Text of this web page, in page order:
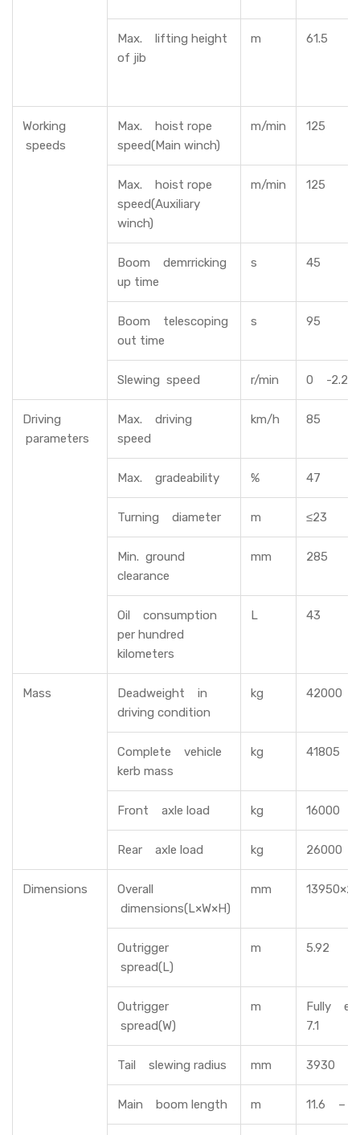
Max. lifting height
of jib
m 61.5
Working
speeds
Max. hoist rope
speed(Main winch)
m/min 125
Max. hoist rope
speed(Auxiliary
winch)
m/min 125
Boom demrricking
up time
s 45
Boom telescoping
out time
s 95
Slewing speed r/min 0 -2.2
Driving
parameters
Max. driving
speed
km/h 85
Max. gradeability % 47
Turning diameter m ≤23
Min. ground
clearance
mm 285
Oil consumption
per hundred
kilometers
L 43
Mass
Deadweight in
driving condition
kg 42000
Complete vehicle
kerb mass
kg 41805
Front axle load kg 16000
Rear axle load kg 26000
Dimensions
Overall
dimensions(L×W×H)
mm
Outrigger
spread(L)
m 5.92
Outrigger
spread(W)
m
Fully
7.1
Tail slewing radius mm 3930
Main boom length m 11.6 –